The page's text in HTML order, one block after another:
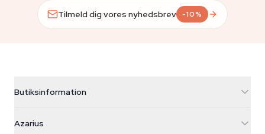
Tilmeld dig vores nyhedsbrev -10%
Butiksinformation
Galvaniweg 11
Azarius